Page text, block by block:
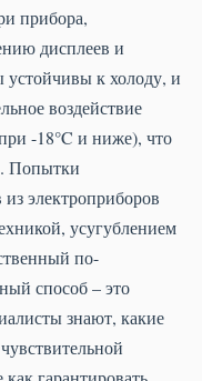
прибора,
дисплеев и
к холоду, и
воздействие
-18°C и ниже), что
Попытки
электроприборов
усугублением
по-
способ – это
знают, какие